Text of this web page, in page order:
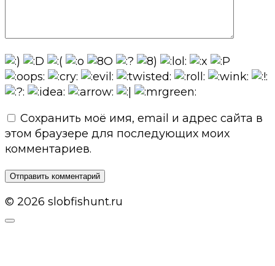
Сохранить моё имя, email и адрес сайта в
этом браузере для последующих моих
комментариев.
© 2026 slobfishunt.ru